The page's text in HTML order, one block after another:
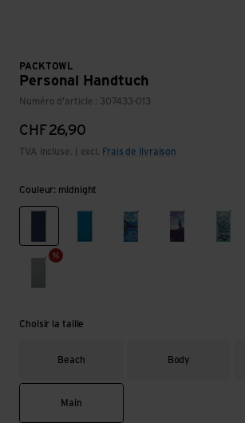
PACKTOWL
Personal Handtuch
Numéro d'article : 307433-013
CHF26,90
TVA incluse. | excl. Frais de livraison
Couleur: midnight
lake bluedaydream print
desert aire
flow
Choisir la taille
Beach Body
Main